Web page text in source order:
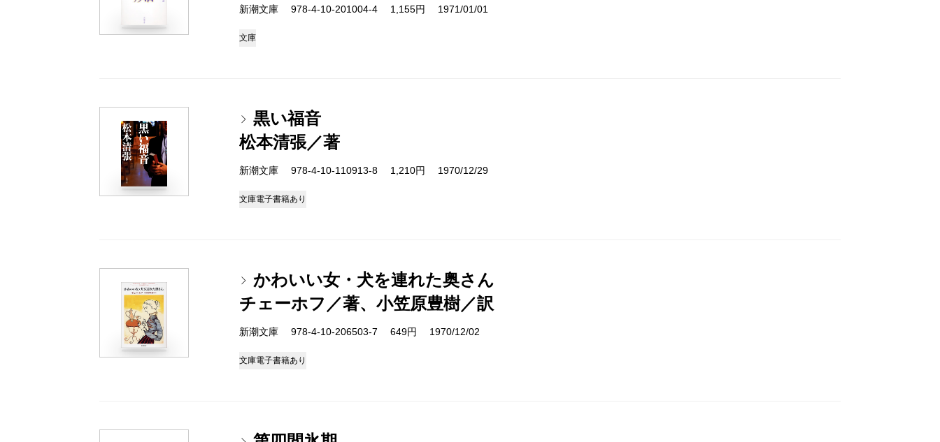
新潮文庫 978-4-10-201004-4 1,155円 1971/01/01
文庫
黒い福音
松本清張／著
新潮文庫 978-4-10-110913-8 1,210円 1970/12/29
文庫電子書籍あり
かわいい女・犬を連れた奥さん
チェーホフ／著、小笠原豊樹／訳
新潮文庫 978-4-10-206503-7 649円 1970/12/02
文庫電子書籍あり